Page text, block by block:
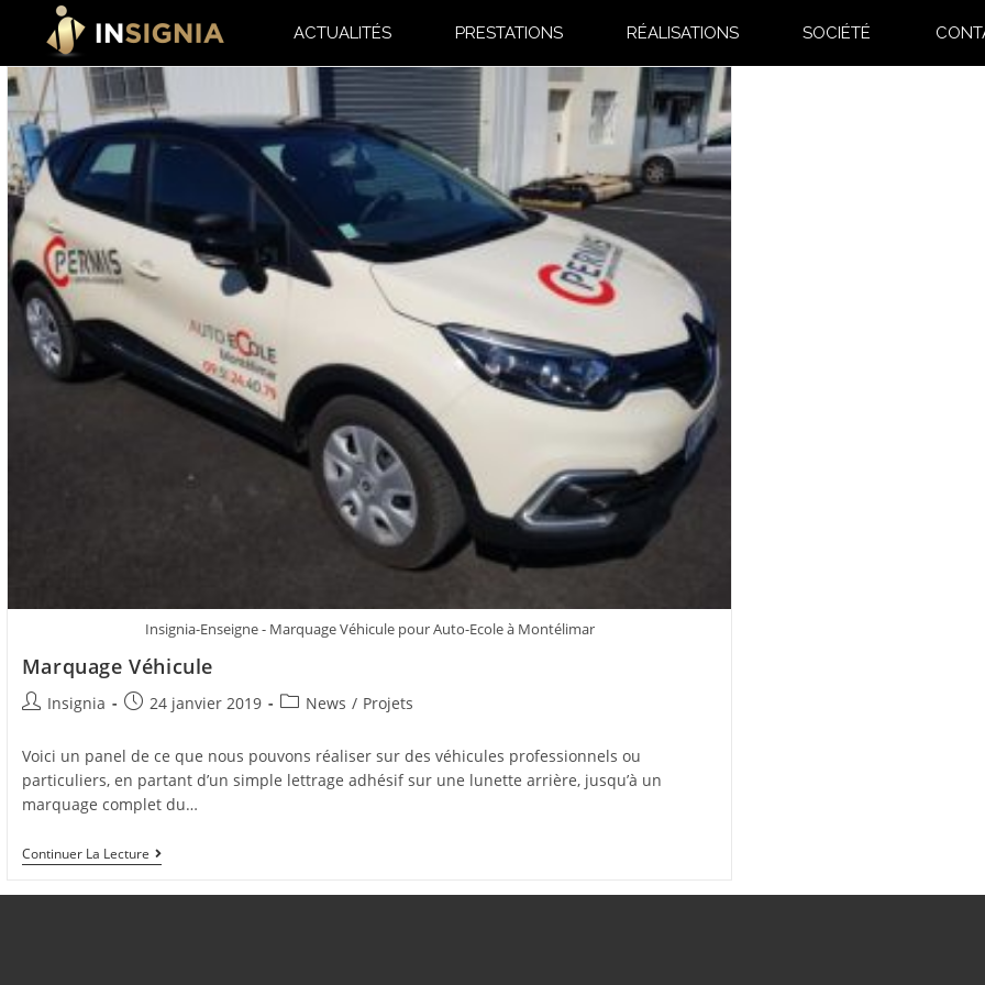
ACTUALITÉS PRESTATIONS RÉALISATIONS SOCIÉTÉ
Insignia-Enseigne - Marquage Véhicule pour Auto-Ecole à Montélimar
Marquage Véhicule
Insignia 24 janvier 2019 News / Projets
Voici un panel de ce que nous pouvons réaliser sur des véhicules professionnels ou
particuliers, en partant d’un simple lettrage adhésif sur une lunette arrière, jusqu’à un
marquage complet du…
Continuer La Lecture